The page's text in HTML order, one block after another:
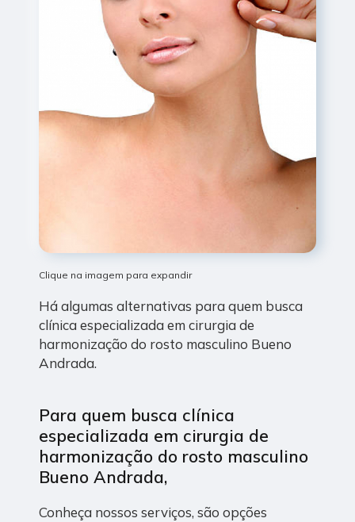
Clique na imagem para expandir
Há algumas alternativas para quem busca
clínica especializada em cirurgia de
harmonização do rosto masculino Bueno
Andrada.
Para quem busca clínica
especializada em cirurgia de
harmonização do rosto masculino
Bueno Andrada,
Conheça nossos serviços, são opções